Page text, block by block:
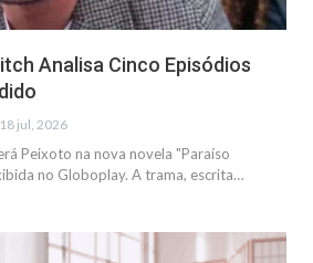
Analisa Cinco Episódios
18 jul, 2026
Peixoto na nova novela "Paraíso
no Globoplay. A trama, escrita…